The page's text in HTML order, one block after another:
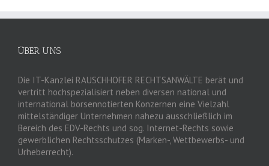
ÜBER UNS
Die IT-Kanzlei RAUSCHHOFER RECHTSANWÄLTE berät und
vertritt hochspezialisiert neben diversen national und
international börsennotierten Konzernen eine Vielzahl
mittelständiger Unternehmen nahezu ausschließlich im
Bereich des EDV-Rechts und sog. Internet-Rechts sowie
gewerblichen Rechtsschutzes (Marken-, Wettbewerbs- und
Urheberrecht).